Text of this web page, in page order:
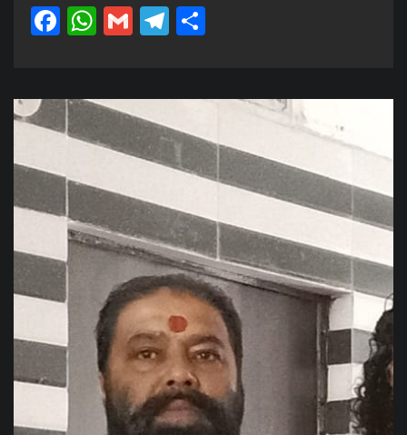
Facebook
WhatsApp
GmailTelegram